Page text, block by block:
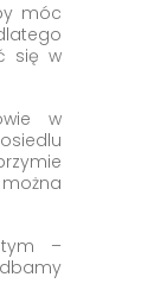
móc
się w
w
–